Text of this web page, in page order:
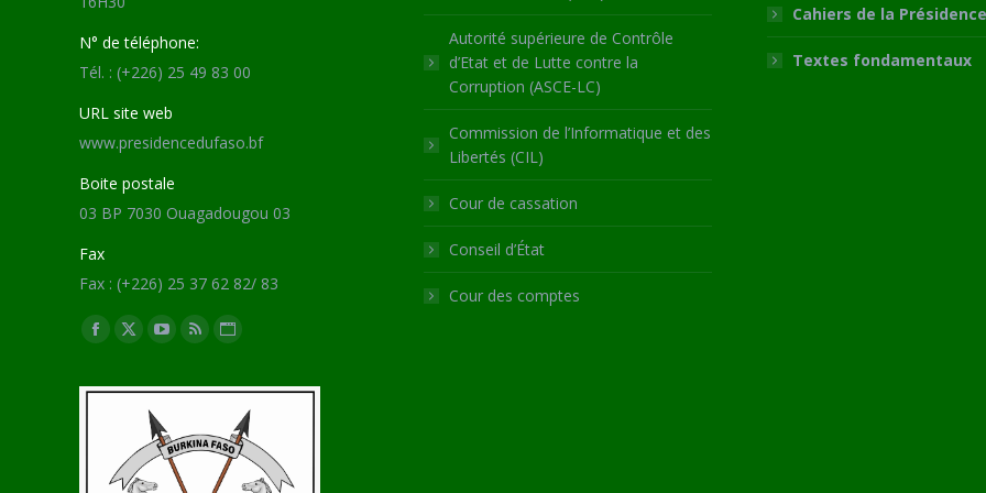
N° de téléphone:
Tél. : (+226) 25 49 83 00
URL site web
www.presidencedufaso.bf
Boite postale
03 BP 7030 Ouagadougou 03
Fax
Fax : (+226) 25 37 62 82/ 83
Trouvez nous sur :
Facebook
opens
window
X
opens
new
window
YouTube
opens
in
new
window
RSS
opens
new
window
Site
page
opens
in
new
Autorité supérieure de Contrôle
d’Etat et de Lutte contre la
Corruption (ASCE-LC)
Commission de l’Informatique et des
Libertés (CIL)
Cour de cassation
Conseil d’État
Cour des comptes
Cahiers de la Présidence
Textes fondamentaux